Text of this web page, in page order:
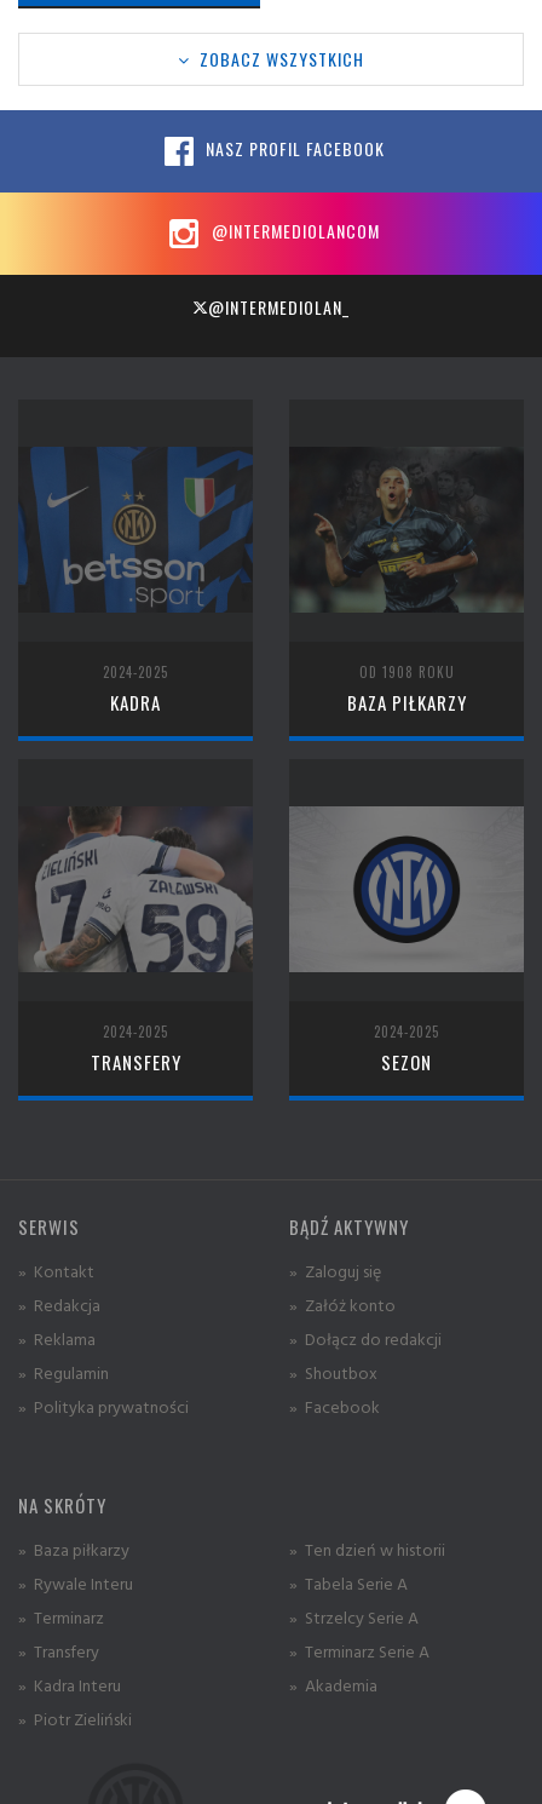
ZOBACZ WSZYSTKICH
NASZ PROFIL FACEBOOK
@INTERMEDIOLANCOM
@INTERMEDIOLAN_
2024-2025
KADRA
OD 1908 ROKU
BAZA PIŁKARZY
2024-2025
TRANSFERY
2024-2025
SEZON
SERWIS
» Kontakt
» Redakcja
» Reklama
» Regulamin
» Polityka prywatności
BĄDŹ AKTYWNY
» Zaloguj się
» Załóż konto
» Dołącz do redakcji
» Shoutbox
» Facebook
NA SKRÓTY
» Baza piłkarzy
» Rywale Interu
» Terminarz
» Transfery
» Kadra Interu
» Piotr Zieliński
» Ten dzień w historii
» Tabela Serie A
» Strzelcy Serie A
» Terminarz Serie A
» Akademia